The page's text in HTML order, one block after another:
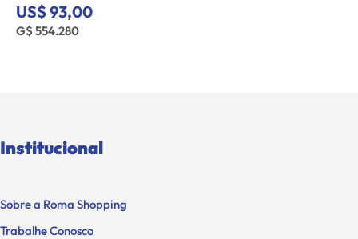
US$ 93,00
G$ 554.280
Institucional
Sobre a Roma Shopping
Trabalhe Conosco